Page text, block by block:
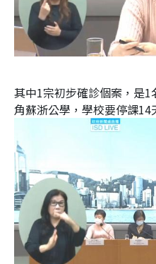
其中1宗初步確診個案，是
角蘇浙公學，學校要停課14